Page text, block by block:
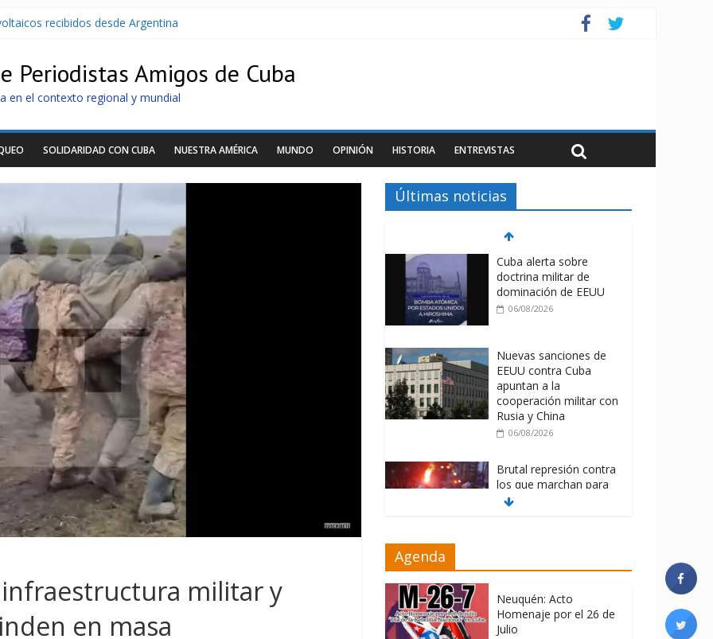
recibidos desde Argentina
apuntan a la cooperación militar con Rusia y China
para que no se venda la patria
Periodistas Amigos de Cuba
en el contexto regional y mundial
SOLIDARIDAD CON CUBA NUESTRA AMÉRICA MUNDO OPINIÓN HISTORIA ENTREVISTAS
militar y
en masa
Últimas noticias
Cuba alerta sobre
doctrina militar de
dominación de EEUU
06/08/2026
Nuevas sanciones de
EEUU contra Cuba
apuntan a la
cooperación militar con
Rusia y China
06/08/2026
Brutal represión contra
los que marchan para
que no se venda la
La ONU condena
contra Cuba
06/08/2026
Agenda
Neuquén: Acto
Homenaje por el 26 de
Julio